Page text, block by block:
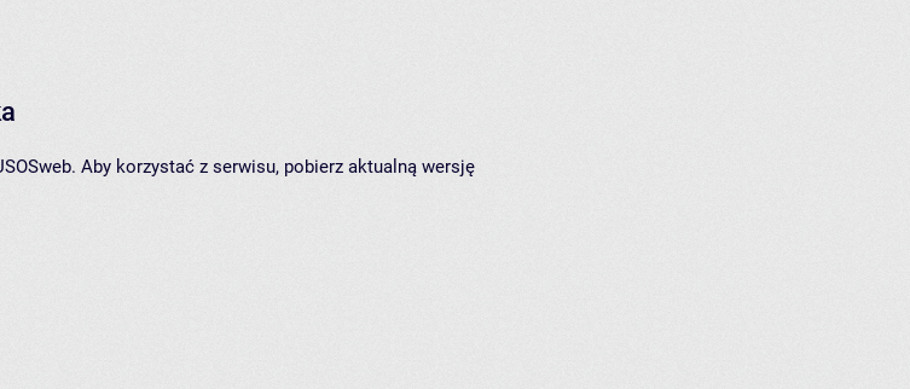
Aby korzystać z serwisu, pobierz aktualną wersję